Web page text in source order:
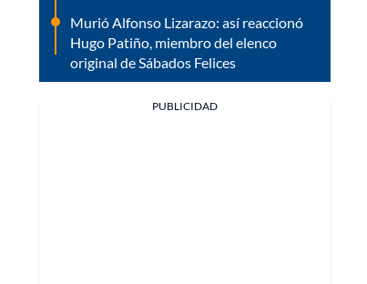
Murió Alfonso Lizarazo: así reaccionó
Hugo Patiño, miembro del elenco
original de Sábados Felices
PUBLICIDAD